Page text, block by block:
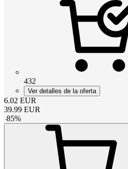
432
Ver detalles de la oferta
6.02 EUR
39.99 EUR
-85%